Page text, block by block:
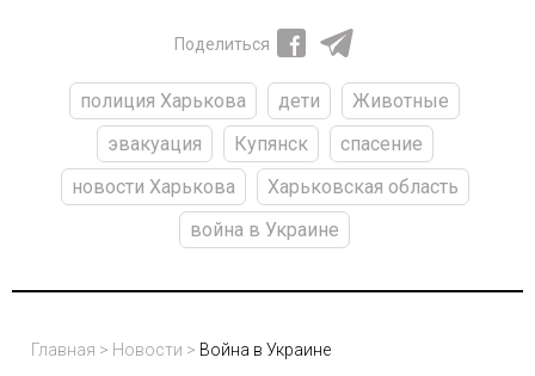
Поделиться
полиция Харькова дети
Животные
эвакуация
Купянск
спасение
новости Харькова
Харьковская область
война в Украине
Главная > Новости > Война в Украине